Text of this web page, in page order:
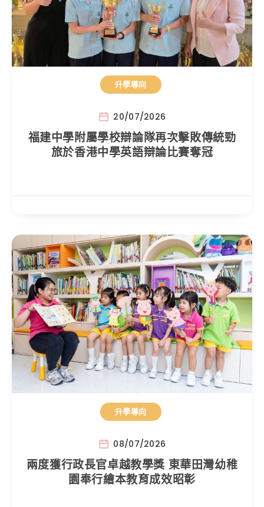
升學導向
20/07/2026
福建中學附屬學校辯論隊再次擊敗傳統勁
旅於香港中學英語辯論比賽奪冠
升學導向
08/07/2026
兩度獲行政長官卓越教學獎 東華田灣幼稚
園奉行繪本教育成效昭彰